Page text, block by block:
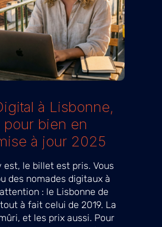
à Lisbonne,
bien en
à jour 2025
est, le billet est pris. Vous
des nomades digitaux à
: le Lisbonne de
à fait celui de 2019. La
et les prix aussi. Pour